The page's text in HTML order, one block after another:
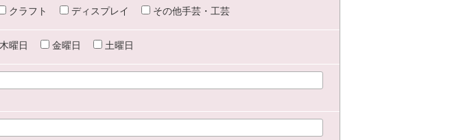
クラフト ディスプレイ その他手芸・工芸
木曜日 金曜日 土曜日